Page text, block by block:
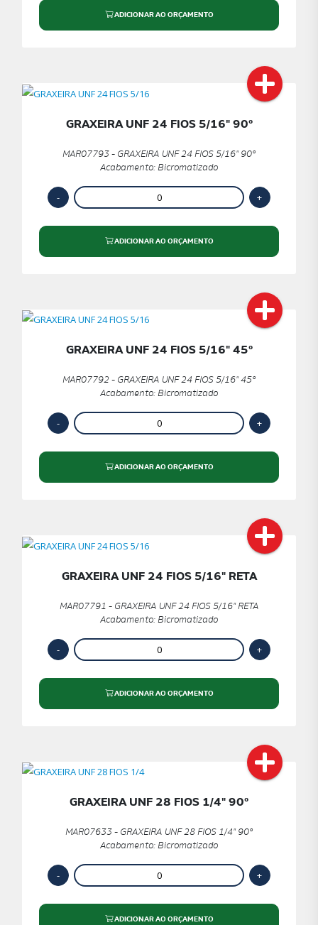
ADICIONAR AO ORÇAMENTO
GRAXEIRA UNF 24 FIOS 5/16" 90º
MAR07793 - GRAXEIRA UNF 24 FIOS 5/16" 90º
Acabamento: Bicromatizado
ADICIONAR AO ORÇAMENTO
GRAXEIRA UNF 24 FIOS 5/16" 45º
MAR07792 - GRAXEIRA UNF 24 FIOS 5/16" 45º
Acabamento: Bicromatizado
ADICIONAR AO ORÇAMENTO
GRAXEIRA UNF 24 FIOS 5/16" RETA
MAR07791 - GRAXEIRA UNF 24 FIOS 5/16" RETA
Acabamento: Bicromatizado
ADICIONAR AO ORÇAMENTO
GRAXEIRA UNF 28 FIOS 1/4" 90º
MAR07633 - GRAXEIRA UNF 28 FIOS 1/4" 90º
Acabamento: Bicromatizado
ADICIONAR AO ORÇAMENTO